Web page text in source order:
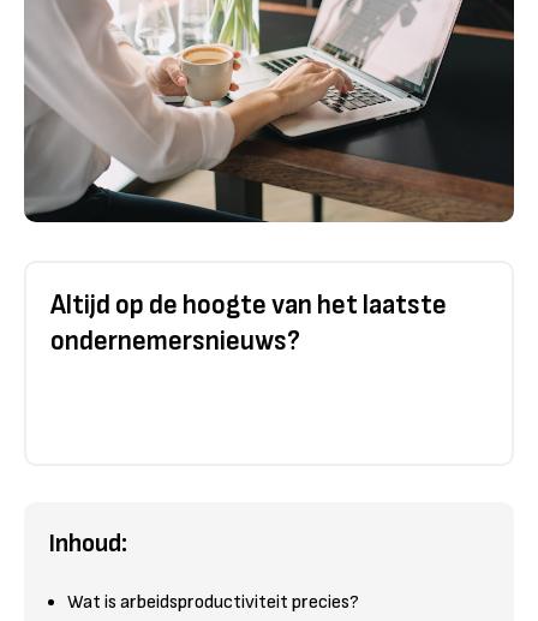
Altijd op de hoogte van het laatste
ondernemersnieuws?
Inhoud:
Wat is arbeidsproductiviteit precies?